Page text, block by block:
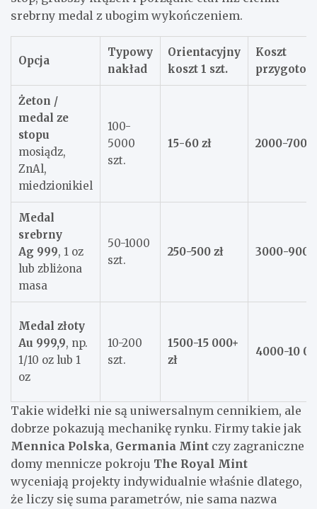
srebrny medal z ubogim wykończeniem.
Opcja
Typowy
nakład
Orientacyjny
koszt 1 szt.
Koszt
Żeton /
medal ze
stopu
mosiądz,
ZnAl,
miedzionikiel
100-
5000
szt.
15-60 zł 2000-7000
Medal
srebrny
Ag 999, 1 oz
lub zbliżona
masa
50-1000
szt.
250-500 zł 3000-9000
Medal złoty
Au 999,9, np.
1/10 oz lub 1
oz
10-200
szt.
1500-15 000+
zł
4000-10
Takie widełki nie są uniwersalnym cennikiem, ale
dobrze pokazują mechanikę rynku. Firmy takie jak
Mennica Polska, Germania Mint czy zagraniczne
domy mennicze pokroju The Royal Mint
wyceniają projekty indywidualnie właśnie dlatego,
że liczy się suma parametrów, nie sama nazwa